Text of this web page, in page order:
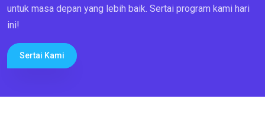
untuk masa depan yang lebih baik. Sertai program kami hari
ini!
Sertai Kami